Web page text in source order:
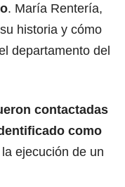
. María Rentería,
historia y cómo
departamento del
contactadas
como
ejecución de un